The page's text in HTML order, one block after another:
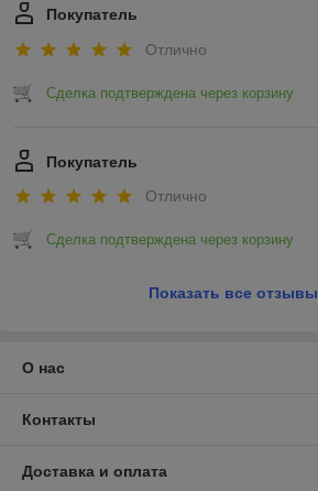
Покупатель
Отлично
Сделка подтверждена через корзину
Покупатель
Отлично
Сделка подтверждена через корзину
Показать все отзывы
О нас
Контакты
Доставка и оплата